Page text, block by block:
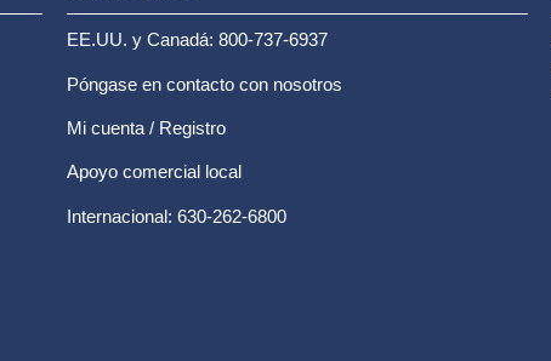
EE.UU. y Canadá: 800-737-6937
Póngase en contacto con nosotros
Mi cuenta / Registro
Apoyo comercial local
Internacional: 630-262-6800